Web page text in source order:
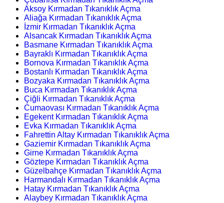
Aksoy Kırmadan Tıkanıklık Açma
Aliağa Kırmadan Tıkanıklık Açma
İzmir Kırmadan Tıkanıklık Açma
Alsancak Kırmadan Tıkanıklık Açma
Basmane Kırmadan Tıkanıklık Açma
Bayraklı Kırmadan Tıkanıklık Açma
Bornova Kırmadan Tıkanıklık Açma
Bostanlı Kırmadan Tıkanıklık Açma
Bozyaka Kırmadan Tıkanıklık Açma
Buca Kırmadan Tıkanıklık Açma
Çiğli Kırmadan Tıkanıklık Açma
Cumaovası Kırmadan Tıkanıklık Açma
Egekent Kırmadan Tıkanıklık Açma
Evka Kırmadan Tıkanıklık Açma
Fahrettin Altay Kırmadan Tıkanıklık Açma
Gaziemir Kırmadan Tıkanıklık Açma
Girne Kırmadan Tıkanıklık Açma
Göztepe Kırmadan Tıkanıklık Açma
Güzelbahçe Kırmadan Tıkanıklık Açma
Harmandalı Kırmadan Tıkanıklık Açma
Hatay Kırmadan Tıkanıklık Açma
Alaybey Kırmadan Tıkanıklık Açma